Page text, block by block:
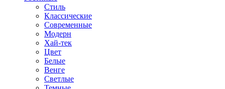
Стиль
Классические
Современные
Модерн
Хай-тек
Цвет
Белые
Венге
Светлые